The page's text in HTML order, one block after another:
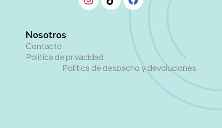
Nosotros
Contacto
Política de privacidad
Política de despacho y devoluciones